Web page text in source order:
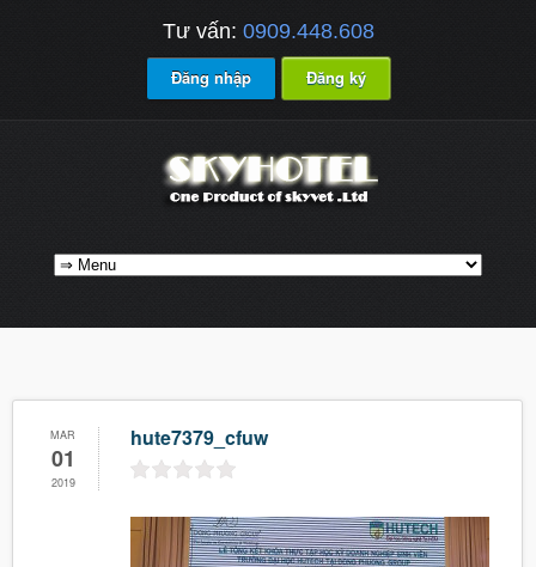
Tư vấn: 0909.448.608
Đăng nhập Đăng ký
MAR
01
2019
hute7379_cfuw